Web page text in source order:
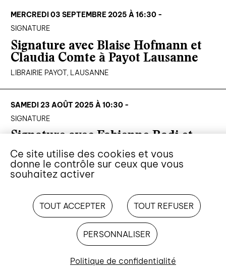
MERCREDI 03 SEPTEMBRE 2025 À 16:30 -
SIGNATURE
Signature avec Blaise Hofmann et
Claudia Comte à Payot Lausanne
LIBRAIRIE PAYOT, LAUSANNE
SAMEDI 23 AOÛT 2025 À 10:30 -
SIGNATURE
Signature avec Fabienne Radi et
Blaise Hofmann
LIBRAIRIE LA FONTAINE, VEVEY
VENDREDI 22 AOÛT 2025 À 18:30 -
RENCONTRE
Rencontre avec Blaise Hofmann à
Payot Morges
Ce site utilise des cookies et vous
donne le contrôle sur ceux que vous
souhaitez activer
TOUT ACCEPTER TOUT REFUSER
PERSONNALISER
Politique de confidentialité